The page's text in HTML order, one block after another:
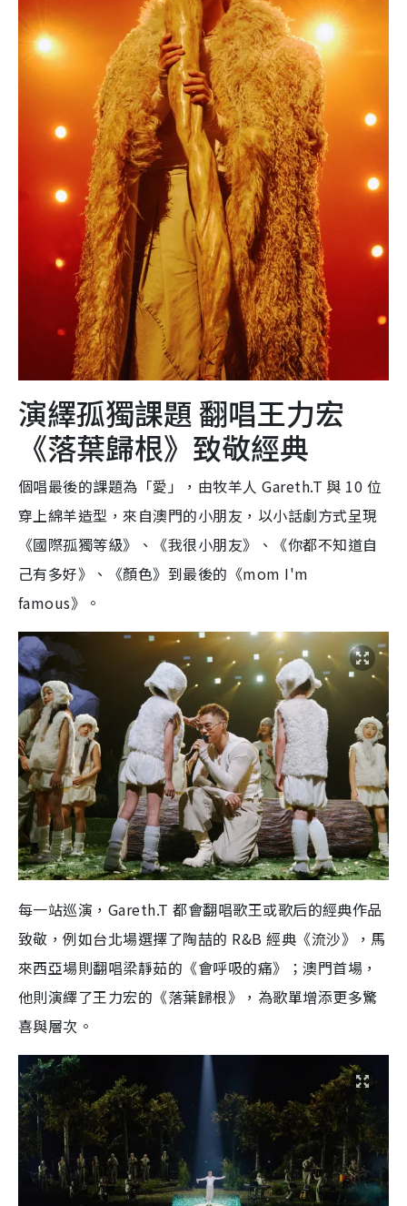
演繹孤獨課題 翻唱王力宏
《落葉歸根》致敬經典
個唱最後的課題為「愛」，由牧羊人 Gareth.T 與 10 位
穿上綿羊造型，來自澳門的小朋友，以小話劇方式呈現
《國際孤獨等級》、《我很小朋友》、《你都不知道自
己有多好》、《顏色》到最後的《mom I'm
famous》。
每一站巡演，Gareth.T 都會翻唱歌王或歌后的經典作品
致敬，例如台北場選擇了陶喆的 R&B 經典《流沙》，馬
來西亞場則翻唱梁靜茹的《會呼吸的痛》；澳門首場，
他則演繹了王力宏的《落葉歸根》，為歌單增添更多驚
喜與層次。